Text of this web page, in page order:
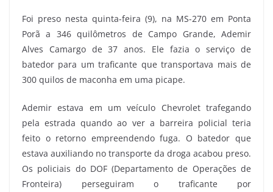
Foi preso nesta quinta-feira (9), na MS-270 em Ponta
Porã a 346 quilômetros de Campo Grande, Ademir
Alves Camargo de 37 anos. Ele fazia o serviço de
batedor para um traficante que transportava mais de
300 quilos de maconha em uma picape.
Ademir estava em um veículo Chevrolet trafegando
pela estrada quando ao ver a barreira policial teria
feito o retorno empreendendo fuga. O batedor que
estava auxiliando no transporte da droga acabou preso.
Os policiais do DOF (Departamento de Operações de
Fronteira) perseguiram o traficante por